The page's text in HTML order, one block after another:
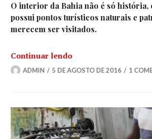
O interior da Bahia não é só história,
possui pontos turísticos naturais e
merecem ser visitados.
Continuar lendo“Recôncavo Baiano:
ADMIN 5 DE AGOSTO DE 2016 1